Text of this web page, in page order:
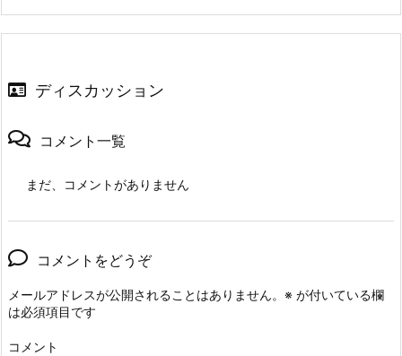
ディスカッション
コメント一覧
まだ、コメントがありません
コメントをどうぞ
メールアドレスが公開されることはありません。 ※ が付いている欄
は必須項目です
コメント